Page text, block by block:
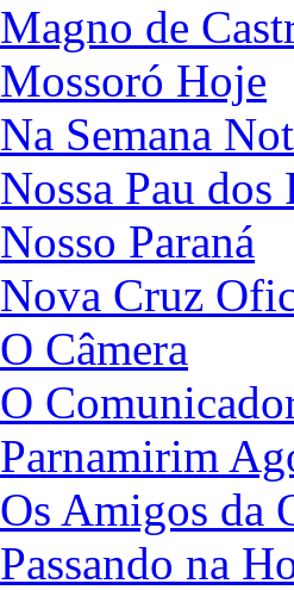
Magno de
Mossoró Hoje
Na Semana
Nossa Pau dos
Nosso Paraná
Nova Cruz
O Câmera
O
Parnamirim
Os Amigos da
Passando na